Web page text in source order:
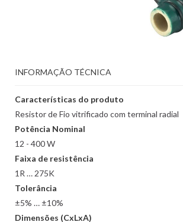
INFORMAÇÃO TÉCNICA
Características do produto
Resistor de Fio vitrificado com terminal radial
Potência Nominal
12 - 400 W
Faixa de resistência
1R … 275K
Tolerância
±5% … ±10%
Dimensões (CxLxA)